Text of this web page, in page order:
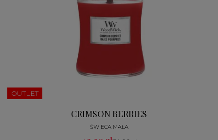
OUTLET
CRIMSON BERRIES
ŚWIECA MAŁA